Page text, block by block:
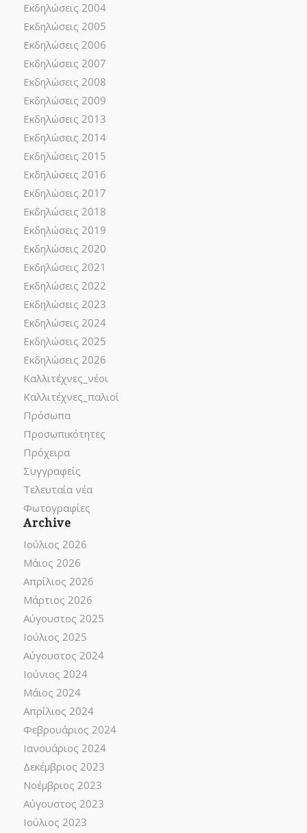
Εκδηλώσεις 2004
Εκδηλώσεις 2005
Εκδηλώσεις 2006
Εκδηλώσεις 2007
Εκδηλώσεις 2008
Εκδηλώσεις 2009
Εκδηλώσεις 2013
Εκδηλώσεις 2014
Εκδηλώσεις 2015
Εκδηλώσεις 2016
Εκδηλώσεις 2017
Εκδηλώσεις 2018
Εκδηλώσεις 2019
Εκδηλώσεις 2020
Εκδηλώσεις 2021
Εκδηλώσεις 2022
Εκδηλώσεις 2023
Εκδηλώσεις 2024
Εκδηλώσεις 2025
Εκδηλώσεις 2026
Καλλιτέχνες_νέοι
Καλλιτέχνες_παλιοί
Πρόσωπα
Προσωπικότητες
Πρόχειρα
Συγγραφείς
Τελευταία νέα
Φωτογραφίες
Archive
Ιούλιος 2026
Μάιος 2026
Απρίλιος 2026
Μάρτιος 2026
Αύγουστος 2025
Ιούλιος 2025
Αύγουστος 2024
Ιούνιος 2024
Μάιος 2024
Απρίλιος 2024
Φεβρουάριος 2024
Ιανουάριος 2024
Δεκέμβριος 2023
Νοέμβριος 2023
Αύγουστος 2023
Ιούλιος 2023